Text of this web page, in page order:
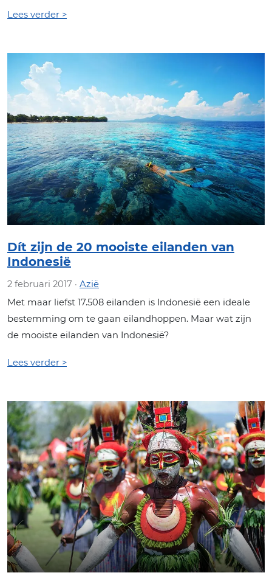
Lees verder >
Dít zijn de 20 mooiste eilanden van
Indonesië
2 februari 2017 · Azië
Met maar liefst 17.508 eilanden is Indonesië een ideale
bestemming om te gaan eilandhoppen. Maar wat zijn
de mooiste eilanden van Indonesië?
Lees verder >